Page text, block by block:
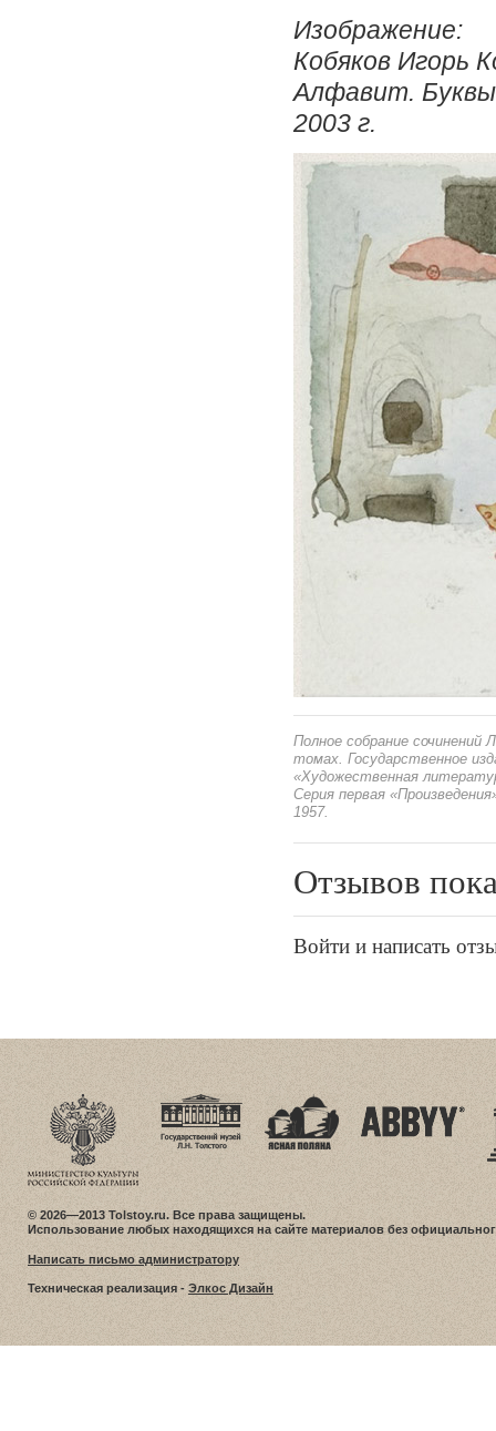
Изображение:
Кобяков Игорь
Алфавит.
2003 г.
Полное собрание сочинений
томах. Государственное
«Художественная
Серия первая
1957.
Отзывов
Войти и написать
© 2026—2013 Tolstoy.ru. Все права защищены.
Использование любых находящихся на сайте материалов без
Написать письмо администратору
Техническая реализация - Элкос Дизайн